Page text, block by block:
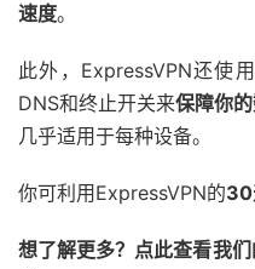
速度。
此外，ExpressVPN还使
DNS和终止开关来保障你
几乎适用于每种设备。
你可利用ExpressVPN的30
想了解更多？点此查看我